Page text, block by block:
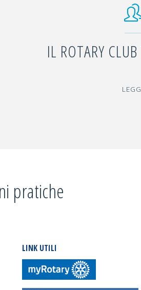
IL ROTARY
pratiche
LINK UTILI